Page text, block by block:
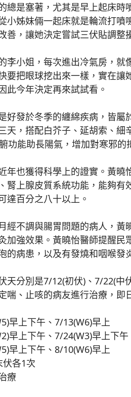
總是塞著，尤其是早上起床
小姊妹倆一起床就是輪流打
善，讓她決定嘗試三伏貼調整
小姐，每次進出冷氣房，就
要把眼球挖出來一樣，實在
此今年決定再來試試看。
發於冬季的纏綿疾病，皆屬
天，搭配白芥子、延胡索、
功能助長陽氣，增加對寒邪的
也獲得科學上的證實。黃曉
腎上腺皮質系統功能，能夠
達百分之八十以上。
不調與腸胃問題的病人，黃
加強效果。黃曉怡醫師提醒
的病患，以及有發燒和咽喉發
分別是7/12(初伏)、7/22(中
喘、止咳的病友進行治療，
早上下午、7/13(W6)早上
早上下午、7/24(W3)早上下午
早上下午、8/10(W6)早上
伏各1次
療